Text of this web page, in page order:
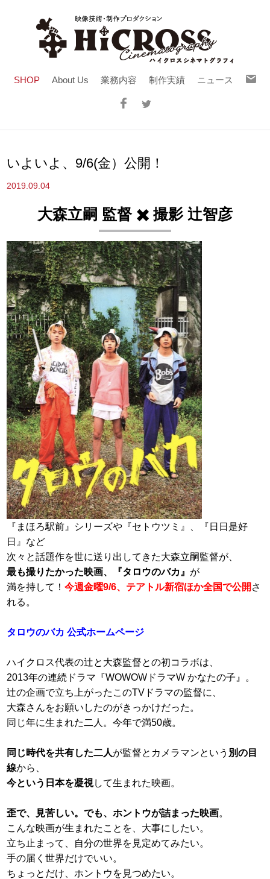
SHOP About Us 業務内容 制作実績 ニュース
いよいよ、9/6(金）公開！
2019.09.04
大森立嗣 監督 ✖️ 撮影 辻智彦
『まほろ駅前』シリーズや『セトウツミ』、『日日是好
日』など
次々と話題作を世に送り出してきた大森立嗣監督が、
最も撮りたかった映画、『タロウのバカ』 が
満を持して！今週金曜9/6、テアトル新宿ほか全国で公開 さ
れる。
タロウのバカ 公式ホームページ
ハイクロス代表の辻と大森監督との初コラボは、
2013年の連続ドラマ『WOWOWドラマW かなたの子』。
辻の企画で立ち上がったこのTVドラマの監督に、
大森さんをお願いしたのがきっかけだった。
同じ年に生まれた二人。今年で満50歳。
同じ時代を共有した二人が監督とカメラマンという 別の目
線から、
今という日本を凝視して生まれた映画。
歪で、見苦しい。でも、ホントウが詰まった映画。
こんな映画が生まれたことを、大事にしたい。
立ち止まって、自分の世界を見定めてみたい。
手の届く世界だけでいい。
ちょっとだけ、ホントウを見つめたい。